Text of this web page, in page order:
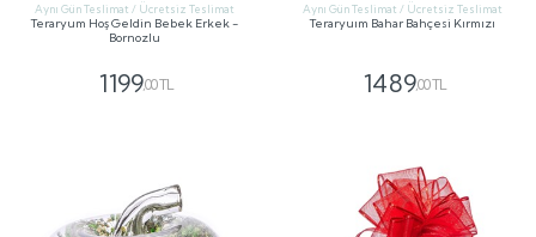
Aynı Gün Teslimat / Ücretsiz Teslimat
Teraryum Hoş Geldin Bebek Erkek -
Bornozlu
1199,00 TL
Aynı Gün Teslimat / Ücretsiz Teslimat
Teraryuım Bahar Bahçesi Kırmızı
1489,00 TL